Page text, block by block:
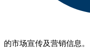
的市场宣传及营销信息。